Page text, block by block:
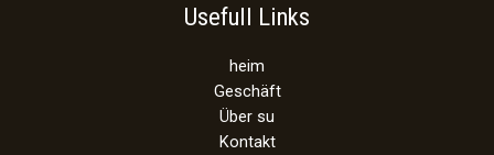
Usefull Links
heim
Geschäft
Über su
Kontakt